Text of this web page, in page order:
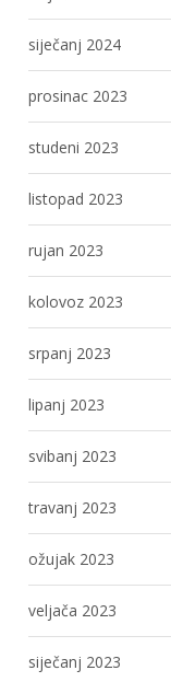
siječanj 2024
prosinac 2023
studeni 2023
listopad 2023
rujan 2023
kolovoz 2023
srpanj 2023
lipanj 2023
svibanj 2023
travanj 2023
ožujak 2023
veljača 2023
siječanj 2023